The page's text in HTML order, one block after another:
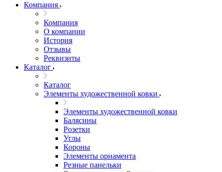
Компания
Компания
О компании
История
Отзывы
Реквизиты
Каталог
Каталог
Элементы художественной ковки
Элементы художественной ковки
Балясины
Розетки
Углы
Короны
Элементы орнамента
Резные панельки